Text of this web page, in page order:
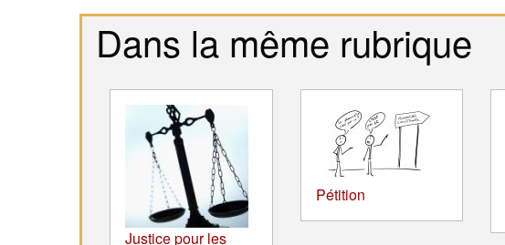
Dans la même rubrique
Justice pour les
Pétition